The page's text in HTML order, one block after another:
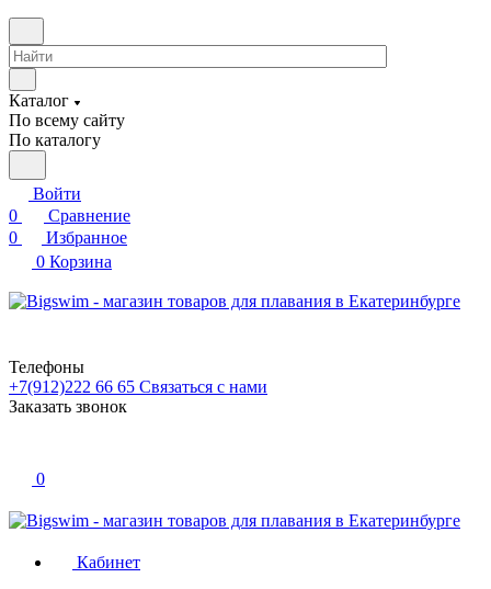
Каталог
По всему сайту
По каталогу
Войти
0
Сравнение
0
Избранное
0 Корзина
Телефоны
+7(912)222 66 65 Связаться с нами
Заказать звонок
0
Кабинет